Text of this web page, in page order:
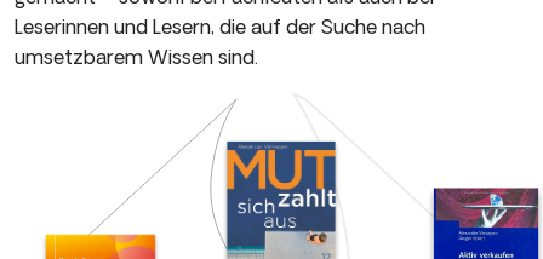
Leserinnen und Lesern, die auf der Suche nach
umsetzbarem Wissen sind.